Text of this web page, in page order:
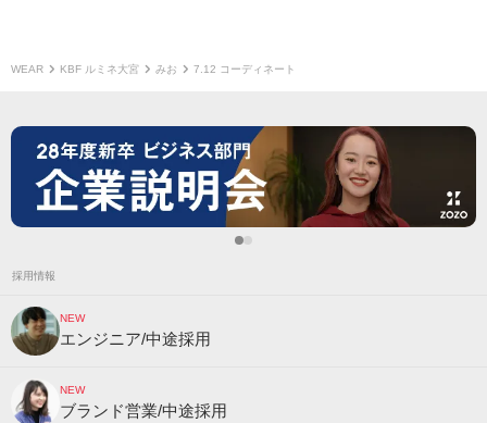
WEAR KBF ルミネ大宮 みお 7.12 コーディネート
採用情報
NEW
エンジニア/中途採用
NEW
ブランド営業/中途採用